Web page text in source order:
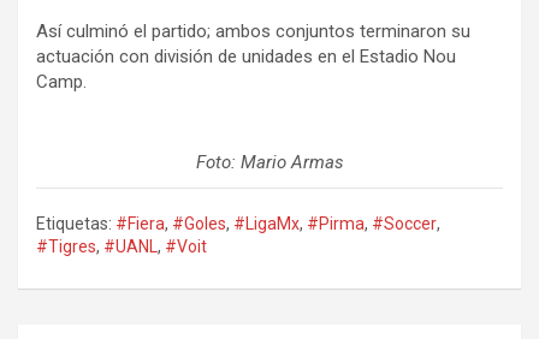
Así culminó el partido; ambos conjuntos terminaron su
actuación con división de unidades en el Estadio Nou
Camp.
Foto: Mario Armas
Etiquetas: #Fiera, #Goles, #LigaMx, #Pirma, #Soccer,
#Tigres, #UANL , #Voit